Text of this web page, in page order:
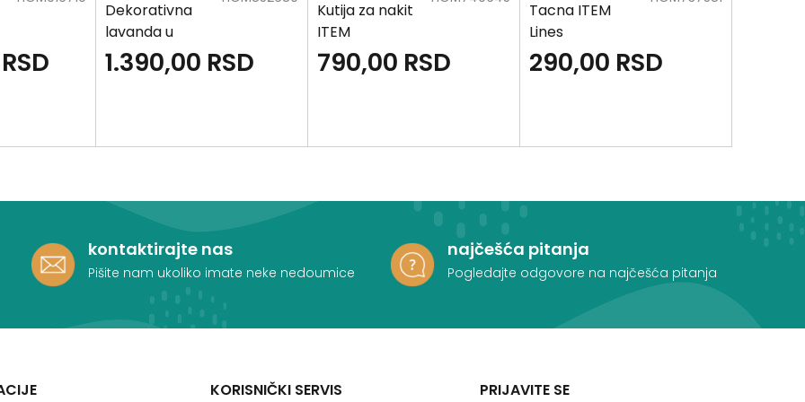
RSD
Dekorativna
lavanda u
saksiji ITEM
1.390,00 RSD
Kutija za nakit
ITEM
790,00 RSD
Tacna ITEM
Lines
290,00 RSD
kontaktirajte nas
Pišite nam ukoliko imate neke nedoumice
najčešća pitanja
Pogledajte odgovore na najčešća pitanja
KORISNIČKI SERVIS PRIJAVITE SE